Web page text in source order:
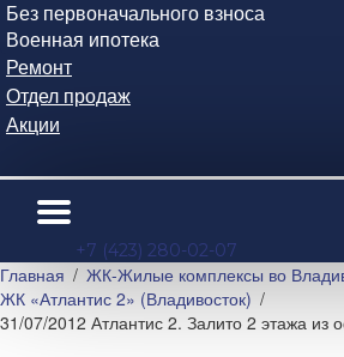
Без первоначального взноса
Военная ипотека
Ремонт
Отдел продаж
Акции
+7 (423) 280-02-07
Главная
ЖК-Жилые комплексы во
ЖК «Атлантис 2» (Владивосток)
31/07/2012 Атлантис 2. Залито 2 этажа из